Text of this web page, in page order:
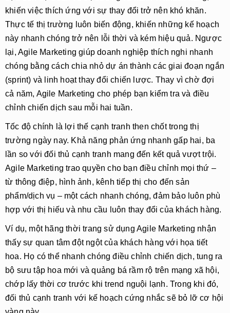
khiến việc thích ứng với sự thay đổi trở nên khó khăn.
Thực tế thị trường luôn biến động, khiến những kế hoạch
này nhanh chóng trở nên lỗi thời và kém hiệu quả. Ngược
lại, Agile Marketing giúp doanh nghiệp thích nghi nhanh
chóng bằng cách chia nhỏ dự án thành các giai đoạn ngắn
(sprint) và linh hoạt thay đổi chiến lược. Thay vì chờ đợi
cả năm, Agile Marketing cho phép bạn kiểm tra và điều
chỉnh chiến dịch sau mỗi hai tuần.
Tốc độ chính là lợi thế cạnh tranh then chốt trong thị
trường ngày nay. Khả năng phản ứng nhanh gấp hai, ba
lần so với đối thủ cạnh tranh mang đến kết quả vượt trội.
Agile Marketing trao quyền cho bạn điều chỉnh mọi thứ –
từ thông điệp, hình ảnh, kênh tiếp thị cho đến sản
phẩm/dịch vụ – một cách nhanh chóng, đảm bảo luôn phù
hợp với thị hiếu và nhu cầu luôn thay đổi của khách hàng.
Ví dụ, một hãng thời trang sử dụng Agile Marketing nhận
thấy sự quan tâm đột ngột của khách hàng với họa tiết
hoa. Họ có thể nhanh chóng điều chỉnh chiến dịch, tung ra
bộ sưu tập hoa mới và quảng bá rầm rộ trên mạng xã hội,
chớp lấy thời cơ trước khi trend nguội lạnh. Trong khi đó,
đối thủ cạnh tranh với kế hoạch cứng nhắc sẽ bỏ lỡ cơ hội